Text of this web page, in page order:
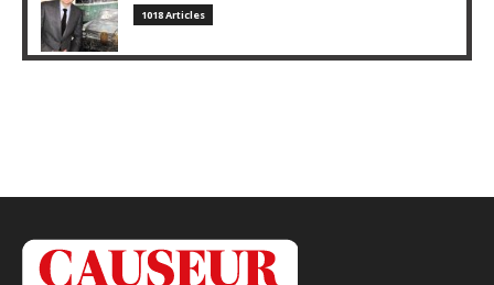
1018 Articles